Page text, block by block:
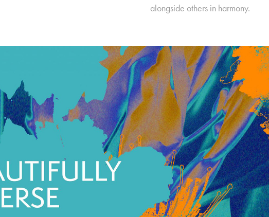
alongside others in harmony.